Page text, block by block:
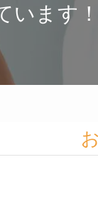
います！